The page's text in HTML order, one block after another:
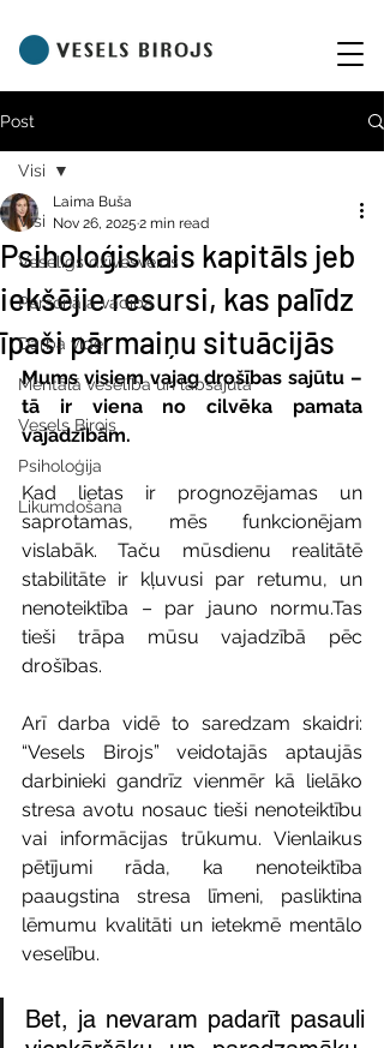
Post
Visi
Veselīgs dzīvesveids
Personāla vadība
Darba vide
Mentālā veselība un labsajūta
Vesels Birojs
Psiholoģija
Likumdošana
Visi
Psiholoģiskais kapitāls jeb
iekšējie resursi, kas palīdz
īpaši pārmaiņu situācijās
Laima Buša
Nov 26, 2025 2 min read
Mums visiem vajag drošības sajūtu –
tā ir viena no cilvēka pamata
vajadzībām.
Kad lietas ir prognozējamas un
saprotamas, mēs funkcionējam
vislabāk. Taču mūsdienu realitātē
stabilitāte ir kļuvusi par retumu, un
nenoteiktība – par jauno normu.Tas
tieši trāpa mūsu vajadzībā pēc
drošības.
Arī darba vidē to saredzam skaidri:
“Vesels Birojs” veidotajās aptaujās
darbinieki gandrīz vienmēr kā lielāko
stresa avotu nosauc tieši nenoteiktību
vai informācijas trūkumu. Vienlaikus
pētījumi rāda, ka nenoteiktība
paaugstina stresa līmeni, pasliktina
lēmumu kvalitāti un ietekmē mentālo
veselību.
Bet, ja nevaram padarīt pasauli